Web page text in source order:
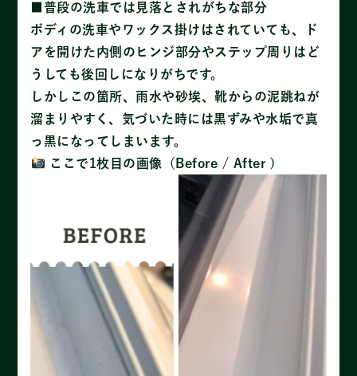
■普段の洗車では見落とされがちな部分
ボディの洗車やワックス掛けはされていても、ド
アを開けた内側のヒンジ部分やステップ周りはど
うしても後回しになりがちです。
しかしこの箇所、雨水や砂埃、靴からの泥跳ねが
溜まりやすく、気づいた時には黒ずみや水垢で真
っ黒になってしまいます。
ここで1枚目の画像（Before / After )